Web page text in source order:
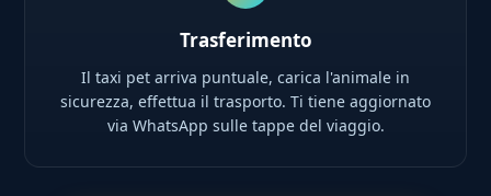
Trasferimento
Il taxi pet arriva puntuale, carica l'animale in
sicurezza, effettua il trasporto. Ti tiene aggiornato
via WhatsApp sulle tappe del viaggio.